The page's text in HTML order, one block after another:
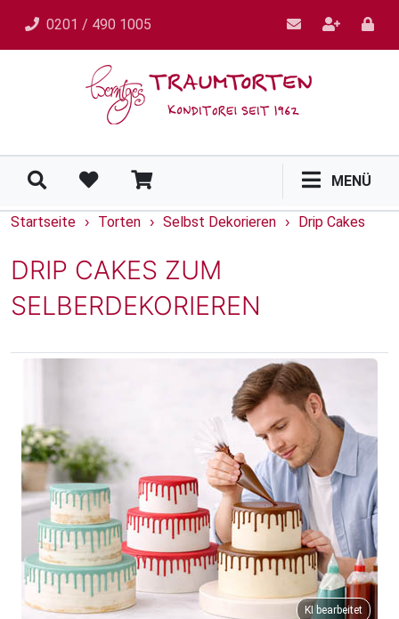
0201 / 490 1005
MENÜ
Startseite › Torten › Selbst Dekorieren › Drip Cakes
DRIP CAKES ZUM
SELBERDEKORIEREN
KI bearbeitet